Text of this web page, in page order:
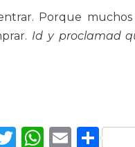
Porque
Id y proclamad
TwitterEmail